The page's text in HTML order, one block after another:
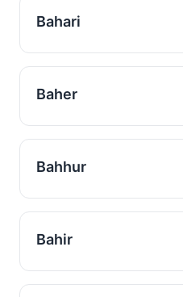
Bahari
Baher
Bahhur
Bahir